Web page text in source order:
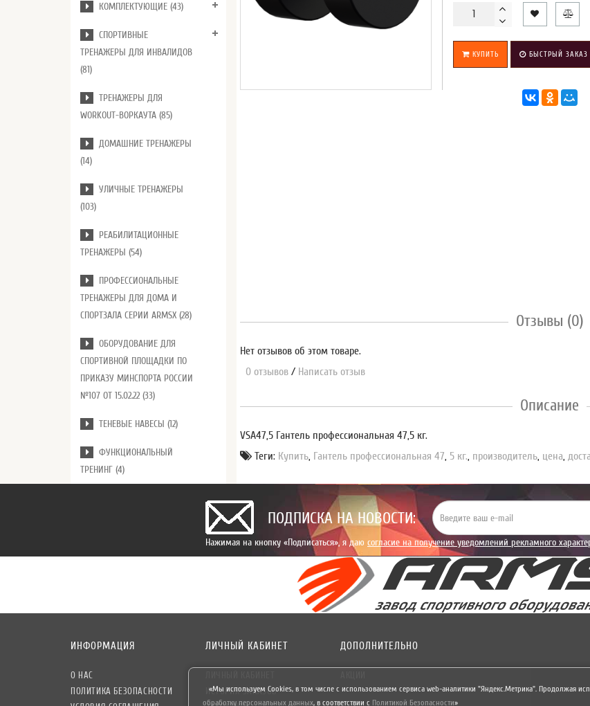
КОМПЛЕКТУЮЩИЕ (43)
СПОРТИВНЫЕ
ТРЕНАЖЕРЫ ДЛЯ ИНВАЛИДОВ
(81)
ТРЕНАЖЕРЫ ДЛЯ
WORKOUT-ВОРКАУТА (85)
ДОМАШНИЕ ТРЕНАЖЕРЫ
(14)
УЛИЧНЫЕ ТРЕНАЖЕРЫ
(103)
РЕАБИЛИТАЦИОННЫЕ
ТРЕНАЖЕРЫ (54)
ПРОФЕССИОНАЛЬНЫЕ
ТРЕНАЖЕРЫ ДЛЯ ДОМА И
СПОРТЗАЛА СЕРИИ ARMSX (28)
ОБОРУДОВАНИЕ ДЛЯ
СПОРТИВНОЙ ПЛОЩАДКИ ПО
ПРИКАЗУ МИНСПОРТА РОССИИ
№107 ОТ 15.02.22 (33)
ТЕНЕВЫЕ НАВЕСЫ (12)
ФУНКЦИОНАЛЬНЫЙ
ТРЕНИНГ (4)
КУПИТЬ БЫСТРЫЙ ЗАКАЗ
Отзывы (0)
Нет отзывов об этом товаре.
0 отзывов / Написать отзыв
Описание
VSA47,5 Гантель профессиональная 47,5 кг.
Теги: Купить, Гантель профессиональная 47, 5 кг., производитель, цена,
ПОДПИСКА НА НОВОСТИ:
Нажимая на кнопку «Подписаться», я даю согласие на получение уведомлений рекламного
ИНФОРМАЦИЯ
О НАС
ПОЛИТИКА БЕЗОПАСНОСТИ
ЛИЧНЫЙ КАБИНЕТ
ИСТОРИЯ ЗАКАЗОВ
ДОПОЛНИТЕЛЬНО
«Мы используем Cookies, в том числе с использованием сервиса web-аналитики "Яндекс.Метрика". Продолжая
обработку персональных данных, в соответствии с Политикой Безопасности»